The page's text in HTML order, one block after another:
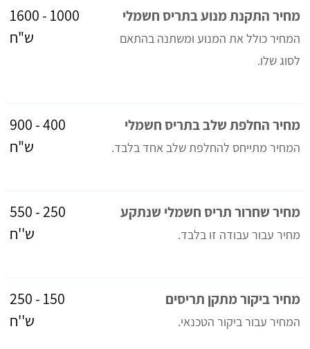
מחיר התקנת מנוע בתריס חשמלי
המחיר כולל את המנוע ומשתנה בהתאם
לסוג שלו.
1000 - 1600
ש"ח
מחיר החלפת שלב בתריס חשמלי
המחיר מתייחס להחלפת שלב אחד בלבד.
400 - 900
ש"ח
מחיר שחרור תריס חשמלי שנתקע
מחיר עבור עבודה זו בלבד.
250 - 550
ש''ח
מחיר ביקור מתקן תריסים
המחיר עבור ביקור הטכנאי.
150 - 250
ש''ח